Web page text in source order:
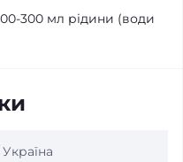
300 мл рідини (води
Україна